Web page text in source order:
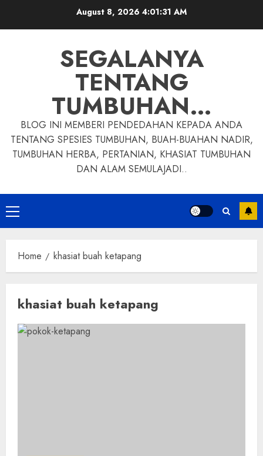
August 8, 2026 4:01:32 AM
SEGALANYA
TENTANG
TUMBUHAN…
BLOG INI MEMBERI PENDEDAHAN KEPADA ANDA
TENTANG SPESIES TUMBUHAN, BUAH-BUAHAN NADIR,
TUMBUHAN HERBA, PERTANIAN, KHASIAT TUMBUHAN
DAN ALAM SEMULAJADI..
Primary
Menu
Home khasiat buah ketapang
khasiat buah ketapang